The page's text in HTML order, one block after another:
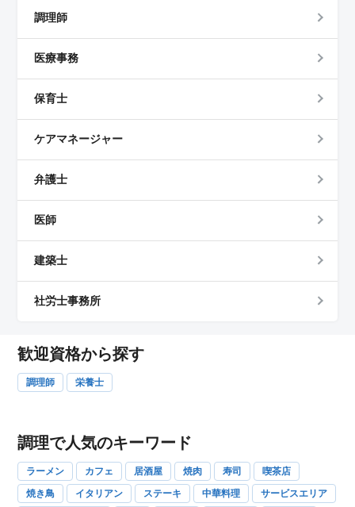
調理師
医療事務
保育士
ケアマネージャー
弁護士
医師
建築士
社労士事務所
歓迎資格から探す
調理師 栄養士
調理で人気のキーワード
ラーメン カフェ 居酒屋 焼肉 寿司
喫茶店
焼き鳥
イタリアン ステーキ 中華料理
サービスエリア